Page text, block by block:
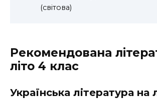
(світова)
Рекомендована
літо 4 клас
Українська література на